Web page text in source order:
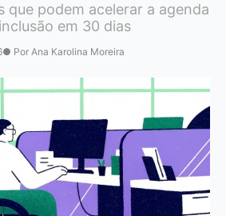
que podem acelerar a agenda
em 30 dias
● Por Ana Karolina Moreira